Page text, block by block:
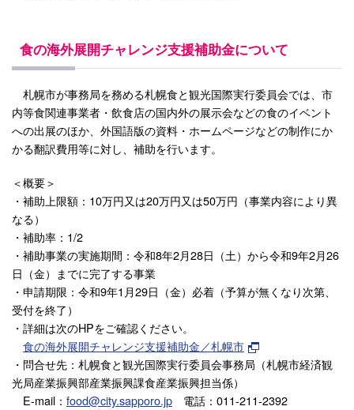
食の海外展開チャレンジ支援補助金について
札幌市が事務局を務める札幌食と観光国際実行委員会では、市
内等食関連事業者・飲食店の国内外の展示会などの食のイベント
への出展のほか、外国語版の資料・ホームページなどの制作にか
かる翻訳費用等に対し、補助を行います。
＜概要＞
・補助上限額：10万円又は20万円又は50万円（事業内容により異
なる）
・補助率：1/2
・補助事業の実施期間：令和8年2月28日（土）から令和9年2月26
日（金）までに完了する事業
・申請期限：令和9年1月29日（金）必着（予算が無くなり次第、
受付を終了）
・詳細は次のHPをご確認ください。
食の海外展開チャレンジ支援補助金／札幌市
・問合せ先：札幌食と観光国際実行委員会事務局（札幌市経済観
光局産業振興部産業振興課食産業振興担当係）
E-mail： food@city.sapporo.jp 電話：011-211-2392